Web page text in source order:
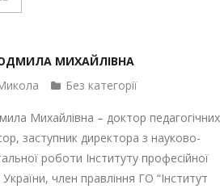
МИХАЙЛІВНА
Без категорії
Михайлівна – доктор педагогічних
заступник директора з науково-
роботи Інституту професійної
член правління ГО “Інститут